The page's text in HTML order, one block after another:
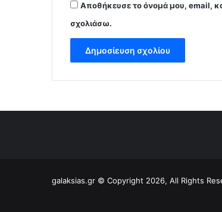
Αποθήκευσε το όνομά μου, email,
σχολιάσω.
galaksias.gr © Copyright 2026, All Rights